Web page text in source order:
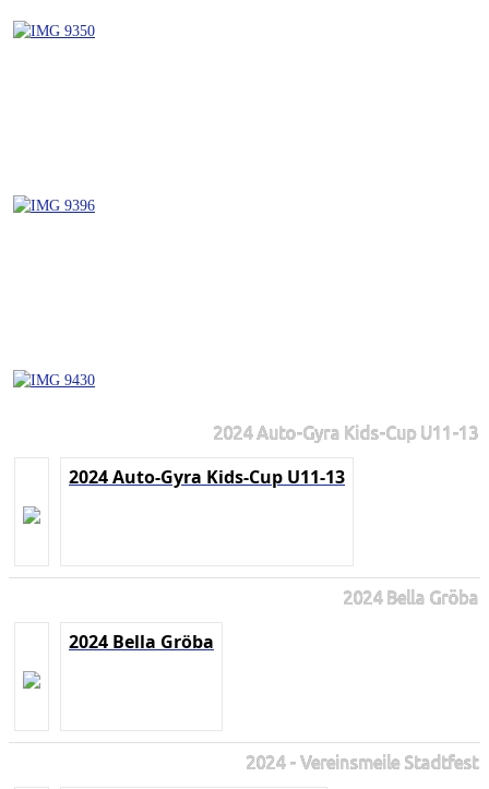
2024 Auto-Gyra Kids-Cup U11-13
2024 Auto-Gyra Kids-Cup U11-13
2024 Bella Gröba
2024 Bella Gröba
2024 - Vereinsmeile Stadtfest